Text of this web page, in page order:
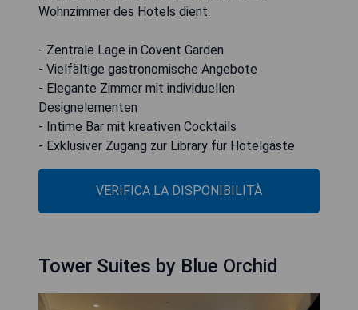
Wohnzimmer des Hotels dient.
- Zentrale Lage in Covent Garden
- Vielfältige gastronomische Angebote
- Elegante Zimmer mit individuellen
Designelementen
- Intime Bar mit kreativen Cocktails
- Exklusiver Zugang zur Library für Hotelgäste
VERIFICA LA DISPONIBILITÀ
Tower Suites by Blue Orchid